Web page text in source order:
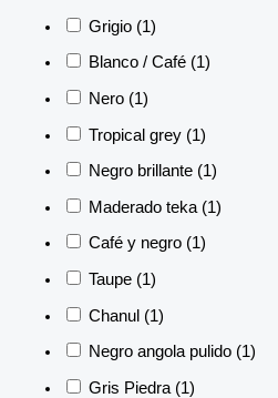
Grigio (1)
Blanco / Café (1)
Nero (1)
Tropical grey (1)
Negro brillante (1)
Maderado teka (1)
Café y negro (1)
Taupe (1)
Chanul (1)
Negro angola pulido (1)
Gris Piedra (1)